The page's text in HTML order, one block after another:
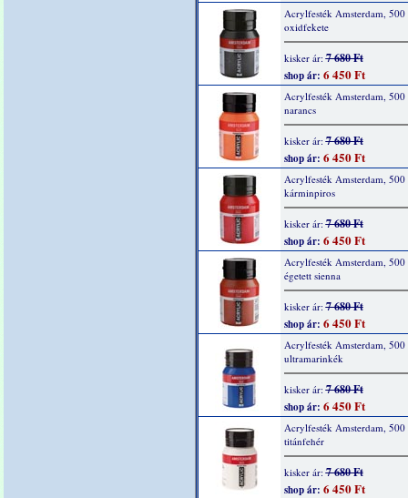
Acrylfesték Amsterdam, 500
oxidfekete
kisker ár:7 680 Ft
shop ár: 6 450 Ft
Acrylfesték Amsterdam, 500
narancs
kisker ár:7 680 Ft
shop ár: 6 450 Ft
Acrylfesték Amsterdam, 500
kárminpiros
kisker ár:7 680 Ft
shop ár: 6 450 Ft
Acrylfesték Amsterdam, 500
égetett sienna
kisker ár:7 680 Ft
shop ár: 6 450 Ft
Acrylfesték Amsterdam, 500
ultramarinkék
kisker ár:7 680 Ft
shop ár: 6 450 Ft
Acrylfesték Amsterdam, 500
titánfehér
kisker ár:7 680 Ft
shop ár: 6 450 Ft